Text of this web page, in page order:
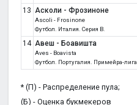
13 Асколи - Фрозиноне
Ascoli - Frosinone
Футбол. Италия. Серия B.
14 Авеш - Боавишта
Aves - Boavista
Футбол. Португалия. Примейра-лига.
* (П) - Распределение пула;
(Б) - Оценка букмекеров